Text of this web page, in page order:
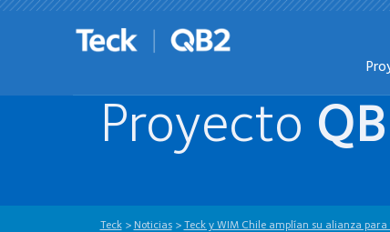
Proyecto
Teck> Noticias> Teck y WIM Chile amplían su alianza